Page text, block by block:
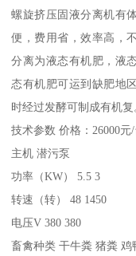
螺旋挤压固液分离机有
便，费用省，效率高，
分离为液态有机肥，液
态有机肥可运到缺肥地
时经过发酵可制成有机复
技术参数 价格：26000元/
主机 潜污泵
功率（KW） 5.5 3
转速（转） 48 1450
电压V 380 380
畜禽种类 干牛粪 猪粪 鸡